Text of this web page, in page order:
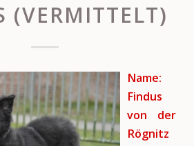
(VERMITTELT)
Name:
Findus
von der
Rögnitz